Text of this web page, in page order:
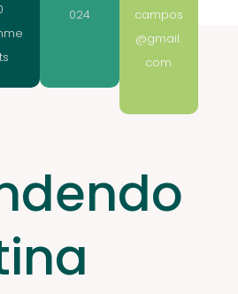
024
campos
@gmail.
com